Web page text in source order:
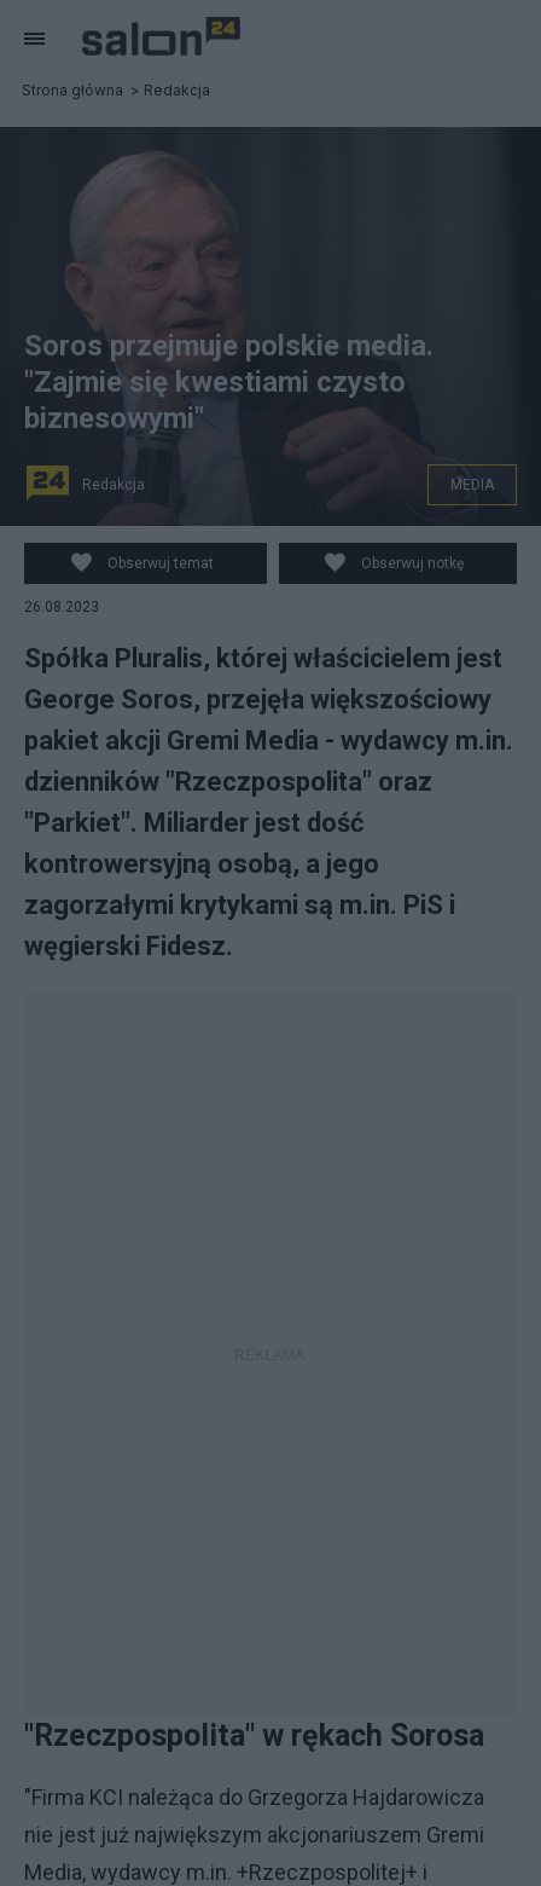
Strona główna Redakcja
Fot. Flickr.com/Heinrich-Böll-Stiftung
Soros przejmuje polskie media.
"Zajmie się kwestiami czysto
biznesowymi"
Redakcja MEDIA
Obserwuj temat Obserwuj notkę
26.08.2023
Spółka Pluralis, której właścicielem jest
George Soros, przejęła większościowy
pakiet akcji Gremi Media - wydawcy m.in.
dzienników "Rzeczpospolita" oraz
"Parkiet". Miliarder jest dość
kontrowersyjną osobą, a jego
zagorzałymi krytykami są m.in. PiS i
węgierski Fidesz.
"Rzeczpospolita" w rękach Sorosa
"Firma KCI należąca do Grzegorza Hajdarowicza
nie jest już największym akcjonariuszem Gremi
Media, wydawcy m.in. +Rzeczpospolitej+ i